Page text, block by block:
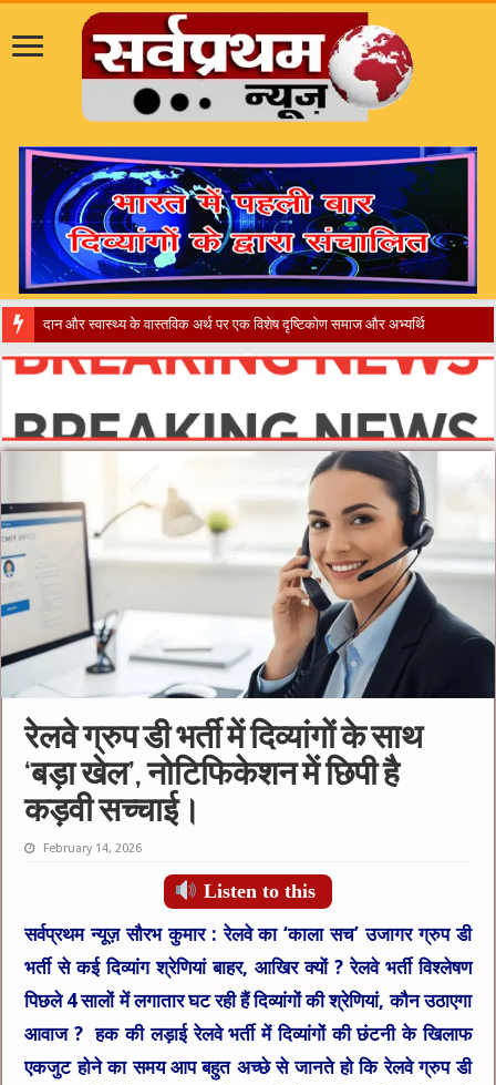
​”कानून तो बदल गया 2016 में, द
रेलवे ग्रुप डी भर्ती में दिव्यांगों के साथ
‘बड़ा खेल’, नोटिफिकेशन में छिपी है
कड़वी सच्चाई।
February 14, 2026
Listen to this
सर्वप्रथम न्यूज़ सौरभ कुमार :रेलवे का ‘काला सच’ उजागर ग्रुप डी
भर्ती से कई दिव्यांग श्रेणियां बाहर, आखिर क्यों ? रेलवे भर्ती विश्लेषण
पिछले 4 सालों में लगातार घट रही हैं दिव्यांगों की श्रेणियां, कौन उठाएगा
आवाज ? हक की लड़ाई रेलवे भर्ती में दिव्यांगों की छंटनी के खिलाफ
एकजुट होने का समय आप बहुत अच्छे से जानते हो कि रेलवे ग्रुप डी